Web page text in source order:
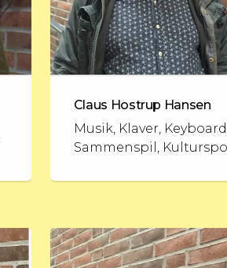
Claus Hostrup Hansen
Musik, Klaver,
Sammenspil,